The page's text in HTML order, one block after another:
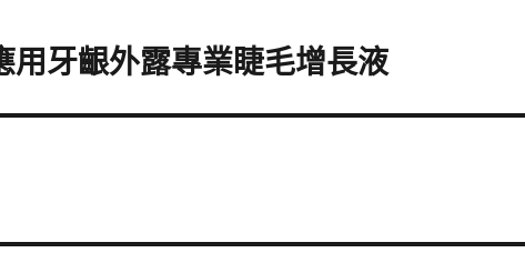
牙齦外露專業睫毛增長液